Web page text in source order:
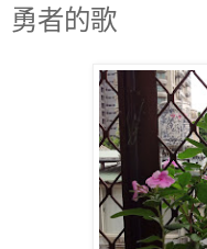
勇者的歌